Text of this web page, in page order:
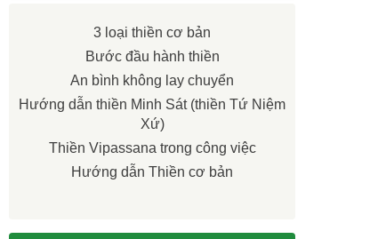
3 loại thiền cơ bản
Bước đầu hành thiền
An bình không lay chuyển
Hướng dẫn thiền Minh Sát (thiền Tứ Niệm
Xứ)
Thiền Vipassana trong công việc
Hướng dẫn Thiền cơ bản